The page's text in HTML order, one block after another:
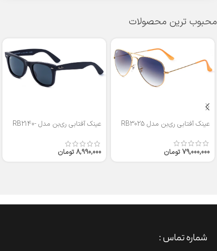
محبوب ترین محصولات
عینک آفتابی ری‌بن مدل RB3025
79,000,000تومان
عینک آفتابی ری‌بن مدل RB2140-
8,990,000تومان
شماره تماس :